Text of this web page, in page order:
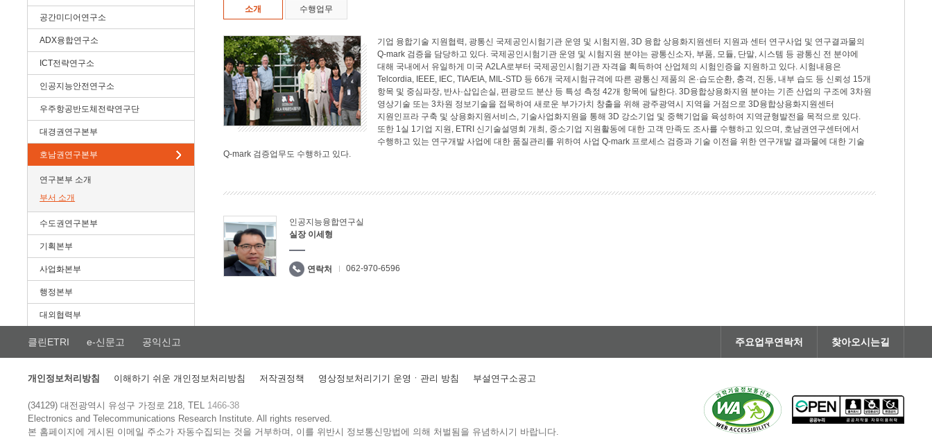
공간미디어연구소
ADX융합연구소
ICT전략연구소
인공지능안전연구소
우주항공반도체전략연구단
대경권연구본부
호남권연구본부
연구본부 소개
부서 소개
수도권연구본부
기획본부
사업화본부
행정본부
대외협력부
소개 수행업무
기업 융합기술 지원협력, 광통신 국제공인시험기관 운영 및 시험지원, 3D 융합 상용화지원센터 지원과 센터 연구사업 및 연구결과물의
Q-mark 검증을 담당하고 있다. 국제공인시험기관 운영 및 시험지원 분야는 광통신소자, 부품, 모듈, 단말, 시스템 등 광통신 전 분야에
대해 국내에서 유일하게 미국 A2LA로부터 국제공인시험기관 자격을 획득하여 산업체의 시험인증을 지원하고 있다. 시험내용은
Telcordia, IEEE, IEC, TIA/EIA, MIL-STD 등 66개 국제시험규격에 따른 광통신 제품의 온·습도순환, 충격, 진동, 내부 습도 등 신뢰성 15개
항목 및 중심파장, 반사·삽입손실, 편광모드 분산 등 특성 측정 42개 항목에 달한다. 3D융합상용화지원 분야는 기존 산업의 구조에 3차원
영상기술 또는 3차원 정보기술을 접목하여 새로운 부가가치 창출을 위해 광주광역시 지역을 거점으로 3D융합상용화지원센터
지원인프라 구축 및 상용화지원서비스, 기술사업화지원을 통해 3D 강소기업 및 중핵기업을 육성하여 지역균형발전을 목적으로 있다.
또한 1실 1기업 지원, ETRI 신기술설명회 개최, 중소기업 지원활동에 대한 고객 만족도 조사를 수행하고 있으며, 호남권연구센터에서
수행하고 있는 연구개발 사업에 대한 품질관리를 위하여 사업 Q-mark 프로세스 검증과 기술 이전을 위한 연구개발 결과물에 대한 기술
Q-mark 검증업무도 수행하고 있다.
인공지능융합연구실
실장 이세형
연락처 062-970-6596
클린ETRI e-신문고 공익신고 주요업무연락처 찾아오시는길
개인정보처리방침 이해하기 쉬운 개인정보처리방침 저작권정책 영상정보처리기기 운영ㆍ관리 방침 부설연구소공고
(34129) 대전광역시 유성구 가정로 218, TEL 1466-38
Electronics and Telecommunications Research Institute.All rights reserved.
본 홈페이지에 게시된 이메일 주소가 자동수집되는 것을 거부하며, 이를 위반시 정보통신망법에 의해 처벌됨을 유념하시기 바랍니다.